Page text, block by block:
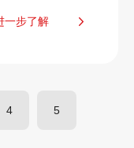
一步了解
4 5